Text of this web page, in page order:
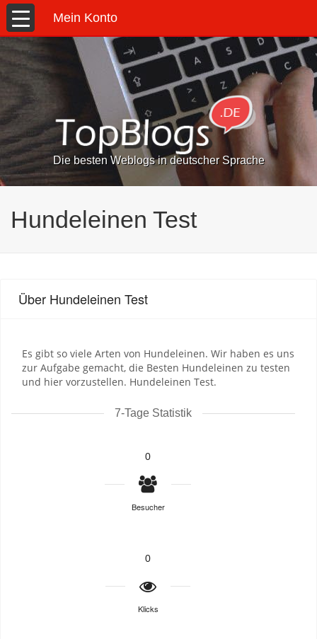
Mein Konto
Die besten Weblogs in deutscher Sprache
Hundeleinen Test
Über Hundeleinen Test
Es gibt so viele Arten von Hundeleinen. Wir haben es uns
zur Aufgabe gemacht, die Besten Hundeleinen zu testen
und hier vorzustellen. Hundeleinen Test.
7-Tage Statistik
0
Besucher
0
Klicks